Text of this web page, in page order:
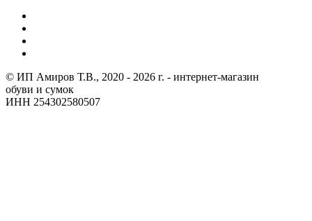
© ИП Амиров Т.В., 2020 - 2026 г. - интернет-магазин
обуви и сумок
ИНН 254302580507